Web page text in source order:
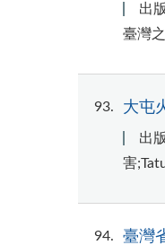
出
臺灣
93 大屯
出
害
94 臺灣